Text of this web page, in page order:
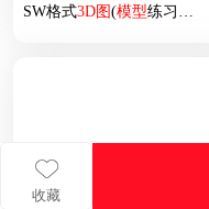
收藏
SW格式3D图(模型练习题)-002